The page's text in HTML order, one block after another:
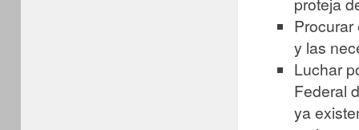
y las
Luchar
Federal
ya